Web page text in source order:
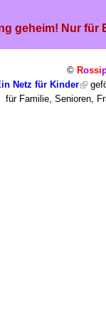
geheim! Nur für
© Rossi
Netz für Kinder
für Familie, Senioren,